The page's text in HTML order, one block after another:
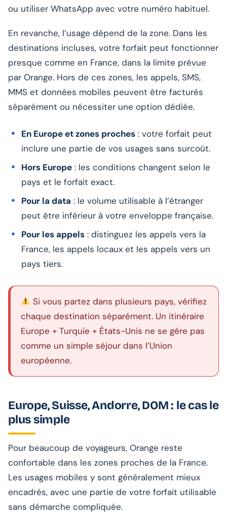
ou utiliser WhatsApp avec votre numéro habituel.
En revanche, l’usage dépend de la zone. Dans les
destinations incluses, votre forfait peut fonctionner
presque comme en France, dans la limite prévue
par Orange. Hors de ces zones, les appels, SMS,
MMS et données mobiles peuvent être facturés
séparément ou nécessiter une option dédiée.
En Europe et zones proches : votre forfait peut
inclure une partie de vos usages sans surcoût.
Hors Europe : les conditions changent selon le
pays et le forfait exact.
Pour la data : le volume utilisable à l’étranger
peut être inférieur à votre enveloppe française.
Pour les appels : distinguez les appels vers la
France, les appels locaux et les appels vers un
pays tiers.
Si vous partez dans plusieurs pays, vérifiez
chaque destination séparément. Un itinéraire
Europe + Turquie + États-Unis ne se gère pas
comme un simple séjour dans l’Union
européenne.
Europe, Suisse, Andorre, DOM : le cas le
plus simple
Pour beaucoup de voyageurs, Orange reste
confortable dans les zones proches de la France.
Les usages mobiles y sont généralement mieux
encadrés, avec une partie de votre forfait utilisable
sans démarche compliquée.